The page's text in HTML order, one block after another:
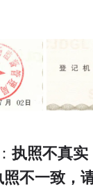
执照不真实
不一致，